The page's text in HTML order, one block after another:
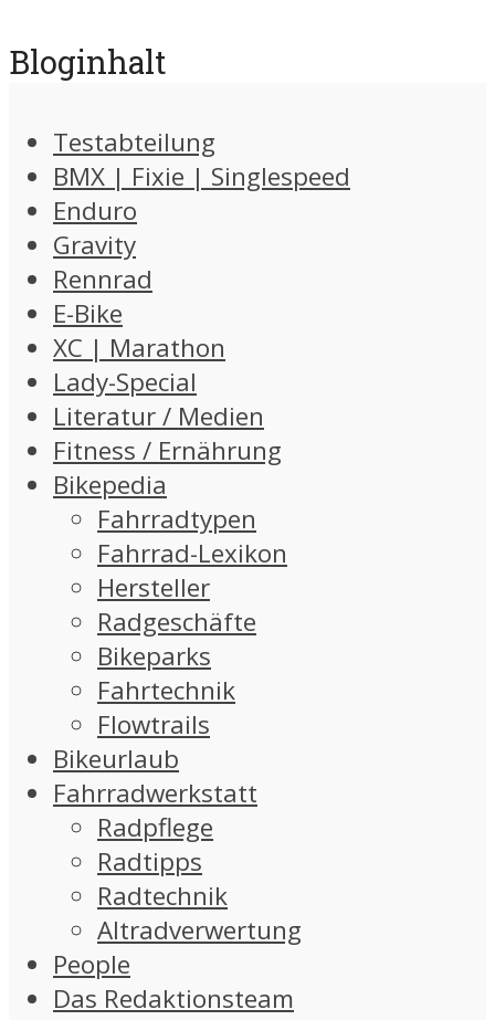
Bloginhalt
Testabteilung
BMX | Fixie | Singlespeed
Enduro
Gravity
Rennrad
E-Bike
XC | Marathon
Lady-Special
Literatur / Medien
Fitness / Ernährung
Bikepedia
Fahrradtypen
Fahrrad-Lexikon
Hersteller
Radgeschäfte
Bikeparks
Fahrtechnik
Flowtrails
Bikeurlaub
Fahrradwerkstatt
Radpflege
Radtipps
Radtechnik
Altradverwertung
People
Das Redaktionsteam